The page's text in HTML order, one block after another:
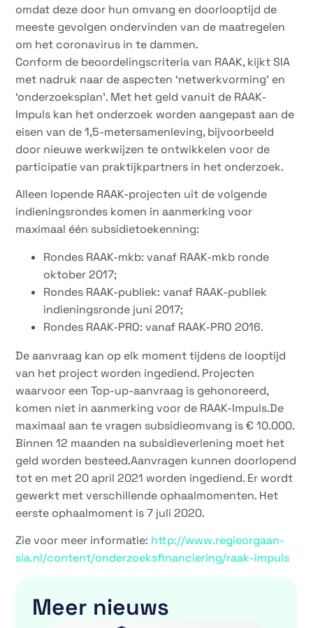
omdat deze door hun omvang en doorlooptijd de
meeste gevolgen ondervinden van de maatregelen
om het coronavirus in te dammen.
Conform de beoordelingscriteria van RAAK, kijkt SIA
met nadruk naar de aspecten ‘netwerkvorming’ en
‘onderzoeksplan’. Met het geld vanuit de RAAK-
Impuls kan het onderzoek worden aangepast aan de
eisen van de 1,5-metersamenleving, bijvoorbeeld
door nieuwe werkwijzen te ontwikkelen voor de
participatie van praktijkpartners in het onderzoek.
Alleen lopende RAAK-projecten uit de volgende
indieningsrondes komen in aanmerking voor
maximaal één subsidietoekenning:
Rondes RAAK-mkb: vanaf RAAK-mkb ronde
oktober 2017;
Rondes RAAK-publiek: vanaf RAAK-publiek
indieningsronde juni 2017;
Rondes RAAK-PRO: vanaf RAAK-PRO 2016.
De aanvraag kan op elk moment tijdens de looptijd
van het project worden ingediend. Projecten
waarvoor een Top-up-aanvraag is gehonoreerd,
komen niet in aanmerking voor de RAAK-Impuls.De
maximaal aan te vragen subsidieomvang is € 10.000.
Binnen 12 maanden na subsidieverlening moet het
geld worden besteed.Aanvragen kunnen doorlopend
tot en met 20 april 2021 worden ingediend. Er wordt
gewerkt met verschillende ophaalmomenten. Het
eerste ophaalmoment is 7 juli 2020.
Zie voor meer informatie: http://www.regieorgaan-
sia.nl/content/onderzoeksfinanciering/raak-impuls
Meer nieuws